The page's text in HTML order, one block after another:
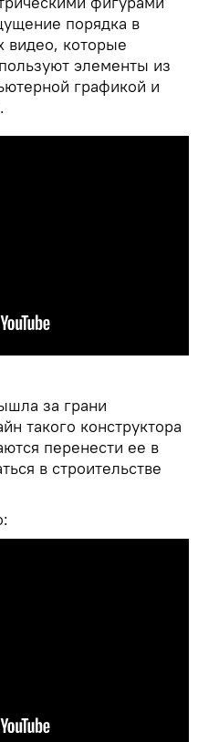
порядка в
видео, которые
элементы из
графикой и
за грани
такого конструктора
перенести ее в
в строительстве